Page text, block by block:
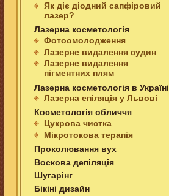
Як дiє дiодний сапфіровий
лазер?
Лазерна косметологiя
Фотоомолодження
Лазерне видалення судин
Лазерне видалення
пігментних плям
Лазерна косметологiя в Українi
Лазерна епіляція у Львові
Косметологія обличчя
Цукрова чистка
Мiкротокова терапiя
Проколювання вух
Воскова депіляція
Шугарінг
Бікіні дизайн